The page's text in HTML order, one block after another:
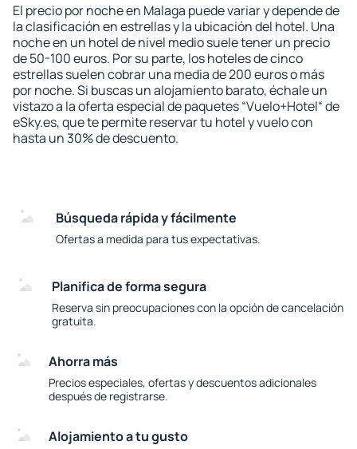
El precio por noche en Malaga puede variar y depende de
la clasificación en estrellas y la ubicación del hotel. Una
noche en un hotel de nivel medio suele tener un precio
de 50-100 euros. Por su parte, los hoteles de cinco
estrellas suelen cobrar una media de 200 euros o más
por noche. Si buscas un alojamiento barato, échale un
vistazo a la oferta especial de paquetes “Vuelo+Hotel“ de
eSky.es, que te permite reservar tu hotel y vuelo con
hasta un 30% de descuento.
Búsqueda rápida y fácilmente
Ofertas a medida para tus expectativas.
Planifica de forma segura
Reserva sin preocupaciones con la opción de cancelación
gratuita.
Ahorra más
Precios especiales, ofertas y descuentos adicionales
después de registrarse.
Alojamiento a tu gusto